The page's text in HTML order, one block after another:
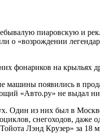
пиаровскую и
о «возрождении
фонариков на крыльях
машины появились в
«Авто.ру» не выдал
Один из них был в
снегоходов, даже
Лэнд Крузер» за 18